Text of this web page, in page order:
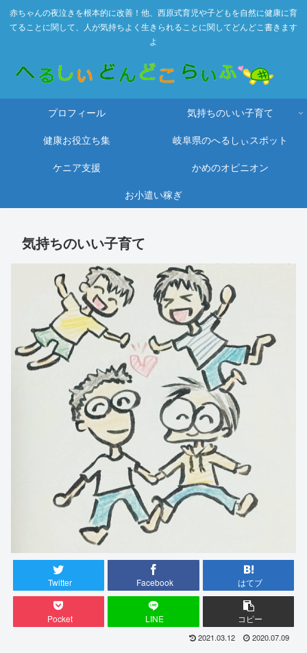
赤ちゃんの夜泣きを根本的に改善！他、西原式育児や子どもを自然に健康に育
てることに関して、人が気持ちよく生きられることに関してどんどこ書きます
よ
プロフィール
気持ちのいい子育て
健康お役立ち集
岐阜県のへるしぃスポット
ケニア支援
かめのオピニオン
お小遣い稼ぎ
気持ちのいい子育て
Twitter Facebook はてブ
Pocket LINE コピー
2021.03.12 2020.07.09